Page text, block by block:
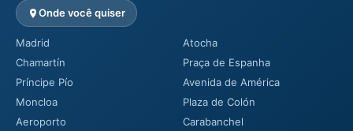
Onde você quiser
Madrid
Atocha
Chamartín
Praça de Espanha
Príncipe Pío
Avenida de América
Moncloa
Plaza de Colón
Aeroporto
Carabanchel